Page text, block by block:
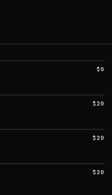
$0
$20
$20
$20